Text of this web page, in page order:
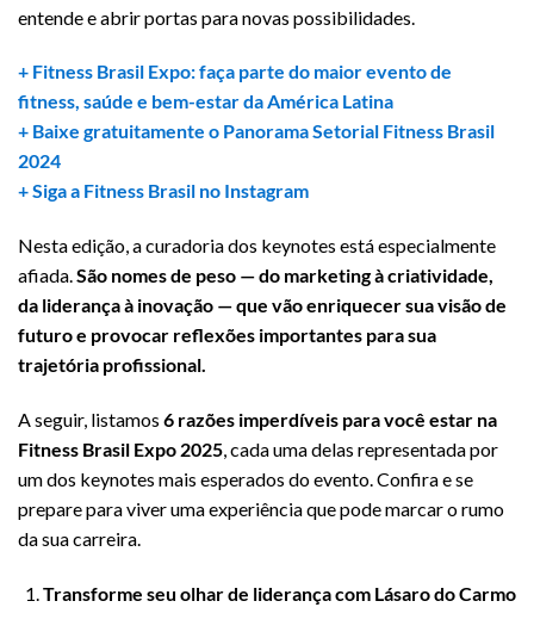
entende e abrir portas para novas possibilidades.
+ Fitness Brasil Expo: faça parte do maior evento de
fitness, saúde e bem-estar da América Latina
+ Baixe gratuitamente o Panorama Setorial Fitness Brasil
2024
+ Siga a Fitness Brasil no Instagram
Nesta edição, a curadoria dos keynotes está especialmente
afiada.São nomes de peso — do marketing à criatividade,
da liderança à inovação — que vão enriquecer sua visão de
futuro e provocar reflexões importantes para sua
trajetória profissional.
A seguir, listamos 6 razões imperdíveis para você estar na
Fitness Brasil Expo 2025, cada uma delas representada por
um dos keynotes mais esperados do evento. Confira e se
prepare para viver uma experiência que pode marcar o rumo
da sua carreira.
Transforme seu olhar de liderança com Lásaro do Carmo